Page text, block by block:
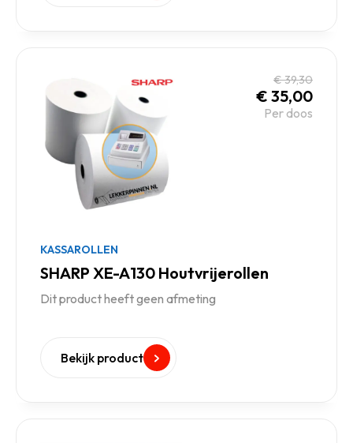
€39,30
€ 35,00
Per doos
KASSAROLLEN
SHARP XE-A130 Houtvrijerollen
Dit product heeft geen afmeting
Bekijk product